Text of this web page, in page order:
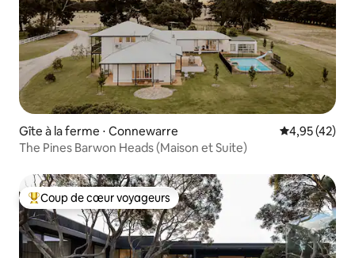
Gîte à la ferme ⋅ Connewarre Évaluation
4,95 (42)
The Pines Barwon Heads (Maison et Suite)
Coups de cœur voyageurs les plus appréciés
Coup de cœur voyageurs